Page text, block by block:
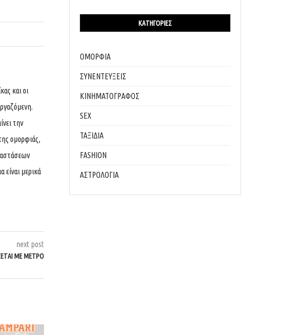
και οι
την
ομορφιάς,
είναι μερικά
next post
ΜΕ ΜΈΤΡΟ
ΚΑΤΗΓΟΡΊΕΣ
ΟΜΟΡΦΙΑ
ΣΥΝΕΝΤΕΥΞΕΙΣ
ΚΙΝΗΜΑΤΟΓΡΑΦΟΣ
SEX
ΤΑΞΙΔΙΑ
FASHION
ΑΣΤΡΟΛΟΓΙΑ